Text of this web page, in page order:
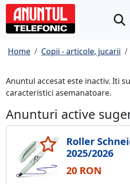
Home Copii - articole, jucarii
Anuntul accesat este inactiv. Iti
caracteristici asemanatoare.
Anunturi active
Roller
2025/2026
20 RON